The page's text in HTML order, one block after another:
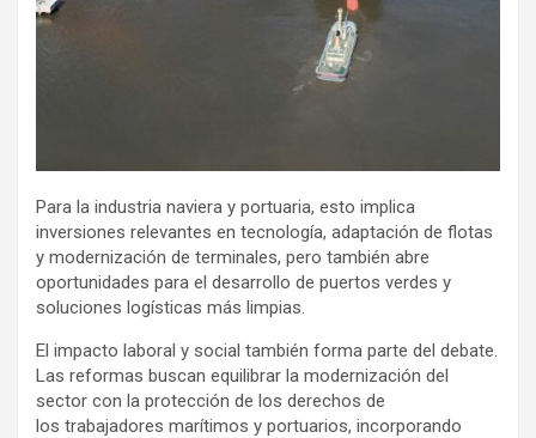
Para la industria naviera y portuaria, esto implica
inversiones relevantes en tecnología, adaptación de flotas
y modernización de terminales, pero también abre
oportunidades para el desarrollo de puertos verdes y
soluciones logísticas más limpias.
El impacto laboral y social también forma parte del debate.
Las reformas buscan equilibrar la modernización del
sector con la protección de los derechos de
los trabajadores marítimos y portuarios, incorporando